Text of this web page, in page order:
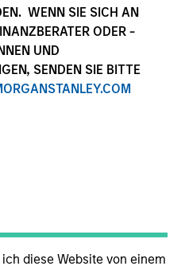
WENN SIE SICH AN
ODER -
UND
SENDEN SIE BITTE
diese Website von einem
WORLD
to Humanoids:
Leap
intersection of